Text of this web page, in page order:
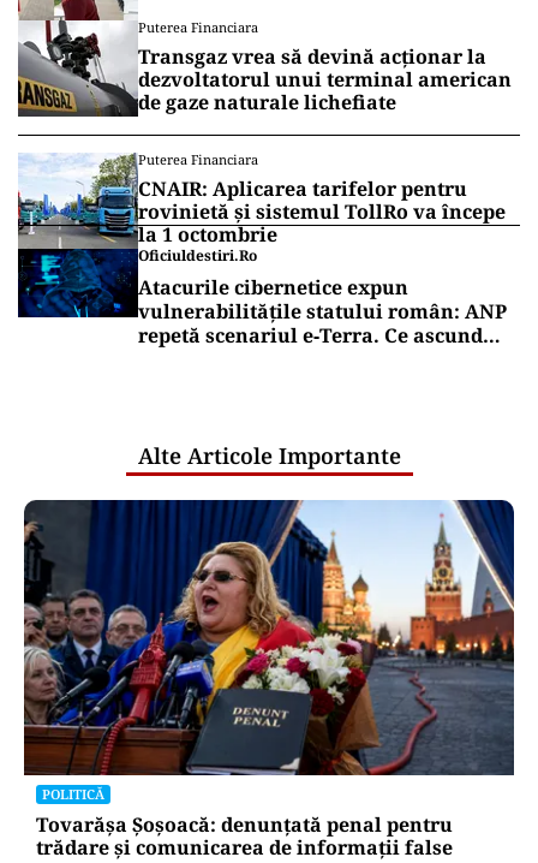
Puterea Financiara
Transgaz vrea să devină acționar la
dezvoltatorul unui terminal american
de gaze naturale lichefiate
Puterea Financiara
CNAIR: Aplicarea tarifelor pentru
rovinietă și sistemul TollRo va începe
la 1 octombrie
Oficiuldestiri.ro
Atacurile cibernetice expun
vulnerabilitățile statului român: ANP
repetă scenariul e‑Terra. Ce ascund
Alte Articole Importante
POLITICĂ
Tovarășa Șoșoacă: denunțată penal pentru
trădare și comunicarea de informații false